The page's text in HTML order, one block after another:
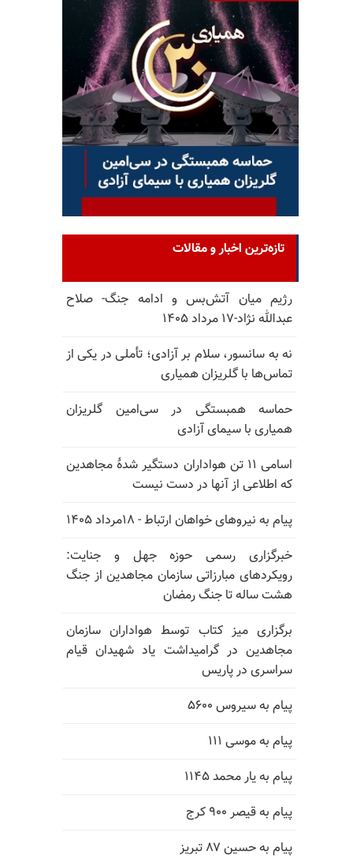
تازه‌ترین اخبار و مقالات
رژیم میان آتش‌بس و ادامه جنگ- صلاح
عبدالله نژاد-۱۷ مرداد ۱۴۰۵
نه به سانسور، سلام بر آزادی؛ تأملی در یکی از
تماس‌ها با گلریزان همیاری
حماسه همبستگی در سی‌امین گلریزان
همیاری با سیمای آزادی
اسامی ۱۱ تن هواداران دستگیر شدهٔ مجاهدین
که اطلاعی از آنها در دست نیست
پیام به نیروهای خواهان ارتباط - ۱۸مرداد ۱۴۰۵
خبرگزاری رسمی حوزه جهل و جنایت:
رویکردهای مبارزاتی سازمان مجاهدین از جنگ
هشت ساله تا جنگ رمضان
برگزاری میز کتاب توسط هواداران سازمان
مجاهدین در گرامیداشت یاد شهیدان قیام
سراسری در پاریس
پیام به سیروس ۵۶۰۰
پیام به موسی ۱۱۱
پیام به یار محمد ۱۱۴۵
پیام به قیصر ۹۰۰ کرج
پیام به حسین ۸۷ تبریز